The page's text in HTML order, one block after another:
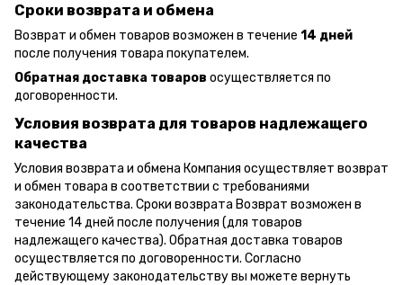
Сроки возврата и обмена
Возврат и обмен товаров возможен в течение 14 дней
после получения товара покупателем.
Обратная доставка товаров осуществляется по
договоренности.
Условия возврата для товаров надлежащего
качества
Условия возврата и обмена Компания осуществляет возврат
и обмен товара в соответствии с требованиями
законодательства. Сроки возврата Возврат возможен в
течение 14 дней после получения (для товаров
надлежащего качества). Обратная доставка товаров
осуществляется по договоренности. Согласно
действующему законодательству вы можете вернуть